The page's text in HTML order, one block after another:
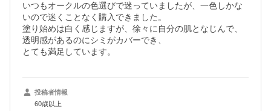
いつもオークルの色選びで迷っていましたが、一色しかな
いので迷くことなく購入できました。
塗り始めは白く感じますが、徐々に自分の肌となじんで、
透明感があるのにシミがカバーでき、
とても満足しています。
投稿者情報
60歳以上